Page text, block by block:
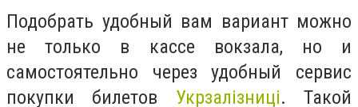
Подобрать удобный вам вариант можно
не только в кассе вокзала, но и
самостоятельно через удобный сервис
покупки билетов Укрзалізниці. Такой